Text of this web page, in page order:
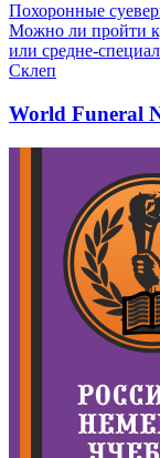
Похоронные
Можно ли пройти
или средне-
Склеп
World Funeral